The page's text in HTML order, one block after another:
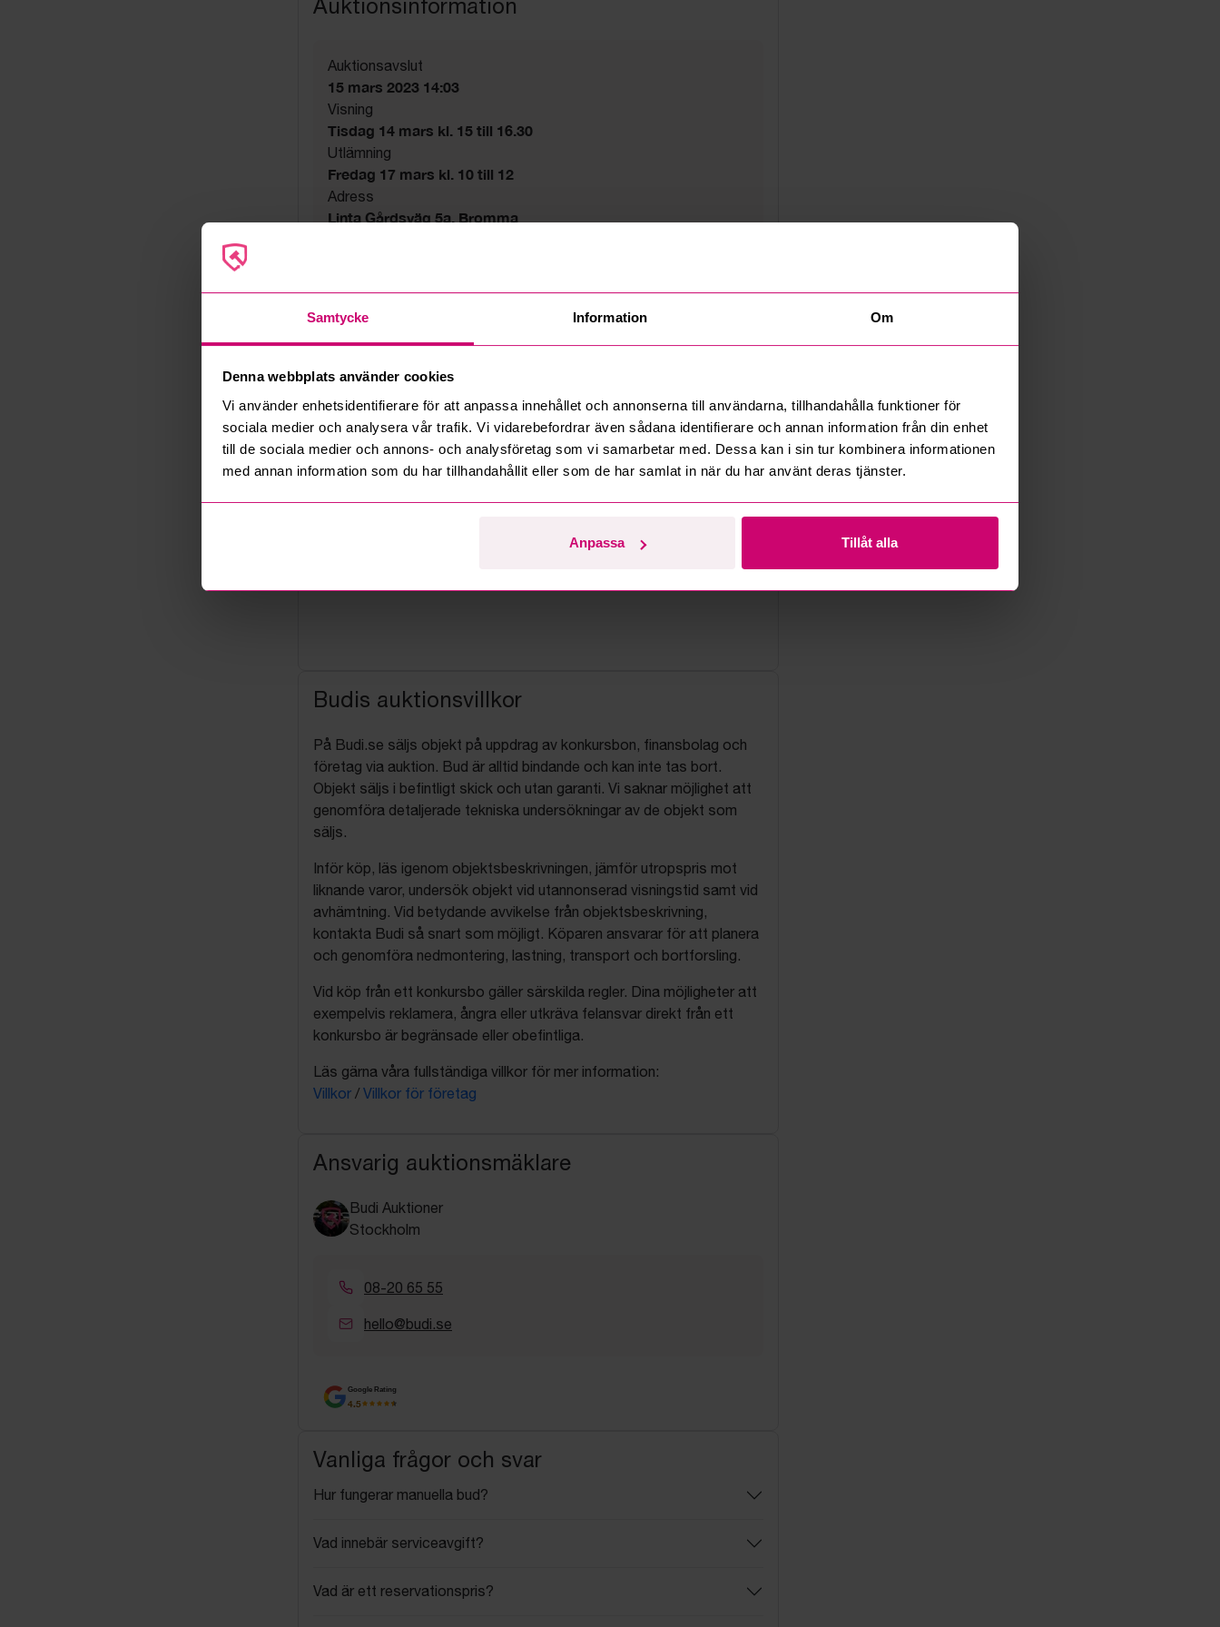
Samtycke Information Om
Denna webbplats använder cookies
Vi använder enhetsidentifierare för att anpassa innehållet och annonserna till användarna, tillhandahålla funktioner för
sociala medier och analysera vår trafik. Vi vidarebefordrar även sådana identifierare och annan information från din enhet
till de sociala medier och annons- och analysföretag som vi samarbetar med. Dessa kan i sin tur kombinera informationen
med annan information som du har tillhandahållit eller som de har samlat in när du har använt deras tjänster.
Anpassa Tillåt alla
Auktionsavslut
15 mars 2023 14:03
Visning
Tisdag 14 mars kl. 15 till 16.30
Utlämning
Fredag 17 mars kl. 10 till 12
Adress
Linta Gårdsväg 5a, Bromma
Säljare
Konkursbo
Budis auktionsvillkor
På Budi.se säljs objekt på uppdrag av konkursbon, finansbolag och
företag via auktion. Bud är alltid bindande och kan inte tas bort.
Objekt säljs i befintligt skick och utan garanti. Vi saknar möjlighet att
genomföra detaljerade tekniska undersökningar av de objekt som
säljs.
Inför köp, läs igenom objektsbeskrivningen, jämför utropspris mot
liknande varor, undersök objekt vid utannonserad visningstid samt vid
avhämtning. Vid betydande avvikelse från objektsbeskrivning,
kontakta Budi så snart som möjligt. Köparen ansvarar för att planera
och genomföra nedmontering, lastning, transport och bortforsling.
Vid köp från ett konkursbo gäller särskilda regler. Dina möjligheter att
exempelvis reklamera, ångra eller utkräva felansvar direkt från ett
konkursbo är begränsade eller obefintliga.
Läs gärna våra fullständiga villkor för mer information:
Villkor / Villkor för företag
Ansvarig auktionsmäklare
Budi Auktioner
Stockholm
08-20 65 55
hello@budi.se
Google Rating
4.5
Vanliga frågor och svar
Hur fungerar manuella bud?
Vad innebär serviceavgift?
Vad är ett reservationspris?